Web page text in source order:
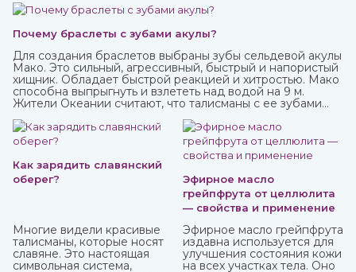
Почему браслеты с зубами акулы?
Для создания браслетов выбраны зубы сельдевой акулы
Мако. Это сильный, агрессивный, быстрый и напористый
хищник. Обладает быстрой реакцией и хитростью. Мако
способна выпрыгнуть и взлететь над водой на 9 м.
Жители Океании считают, что талисманы с ее зубами
Как зарядить славянский
оберег?
Многие видели красивые
талисманы, которые носят
славяне. Это настоящая
символьная система,
Эфирное масло
грейпфрута от целлюлита
— свойства и применение
Эфирное масло грейпфрута
издавна используется для
улучшения состояния кожи
на всех участках тела. Оно